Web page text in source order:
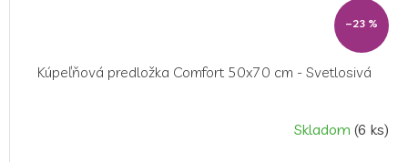
–23 %
Kúpeľňová predložka Comfort 50x70 cm - Svetlosivá
Skladom (6 ks)